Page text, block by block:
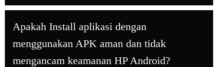
Apakah Install aplikasi dengan
menggunakan APK aman dan tidak
mengancam keamanan HP Android?